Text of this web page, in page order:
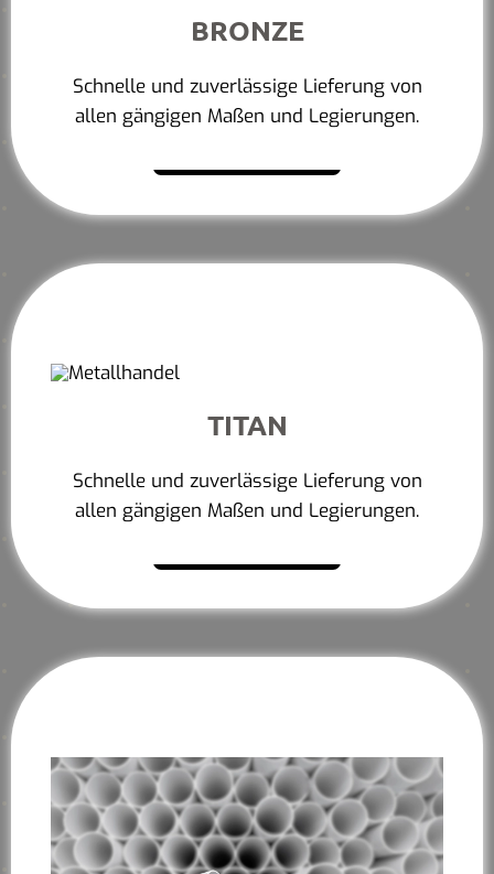
BRONZE
Schnelle und zuverlässige Lieferung von
allen gängigen Maßen und Legierungen.
TITAN
Schnelle und zuverlässige Lieferung von
allen gängigen Maßen und Legierungen.